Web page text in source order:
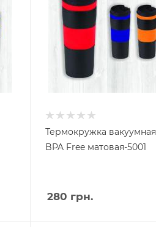
Термокружка вакуумная
BPA Free матовая-5001
280 грн.